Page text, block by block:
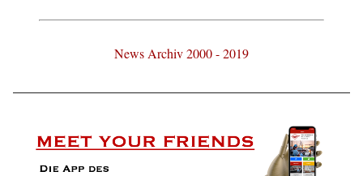
News Archiv 2000 - 2019